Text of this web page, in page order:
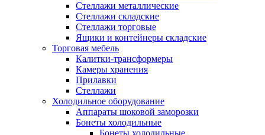
Стеллажи металлические
Стеллажи складские
Стеллажи торговые
Ящики и контейнеры складские
Торговая мебель
Калитки-трансформеры
Камеры хранения
Прилавки
Стеллажи
Холодильное оборудование
Аппараты шоковой заморозки
Бонеты холодильные
Бонеты холодильные